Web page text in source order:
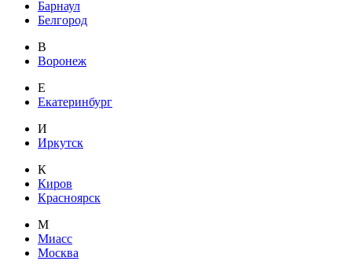
Барнаул
Белгород
В
Воронеж
Е
Екатеринбург
И
Иркутск
К
Киров
Красноярск
М
Миасс
Москва